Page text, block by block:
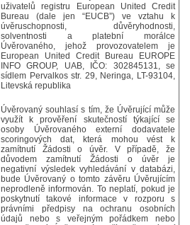
uživatelů registru European United Credit
Bureau (dale jen “EUCB”) ve vztahu k
úvěruschopnosti, důvěryhodnosti,
solventnosti a platební morálce
Úvěrovaného, jehož provozovatelem je
European United Credit Bureau EUROPE
INFO GROUP, UAB, IČO: 302845131, se
sídlem Pervalkos str. 29, Neringa, LT-93104,
Litevská republika
Úvěrovaný souhlasí s tím, že Úvěrující může
využít k prověření skutečností týkající se
osoby Úvěrovaného externí dodavatele
scoringových dat, která mohou vést k
zamítnutí Žádosti o úvěr. V případě, že
důvodem zamítnutí Žádosti o úvěr je
negativní výsledek vyhledávání v databázi,
bude Úvěrovaný o tomto závěru Úvěrujícím
neprodleně informován. To neplatí, pokud je
poskytnutí takové informace v rozporu s
právními předpisy na ochranu osobních
údajů nebo s veřejným pořádkem nebo